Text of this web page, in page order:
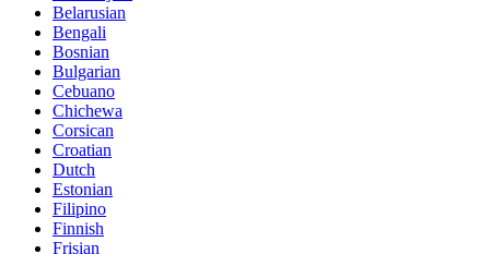
Belarusian
Bengali
Bosnian
Bulgarian
Cebuano
Chichewa
Corsican
Croatian
Dutch
Estonian
Filipino
Finnish
Frisian